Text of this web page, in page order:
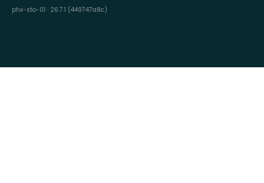
phx-sto-01 · 26.7.1 (449747a8c)